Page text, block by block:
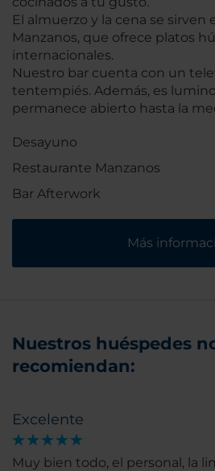
El almuerzo y la cena se sirven
Manzanos, que ofrece platos
internacionales.
Nuestro bar cuenta con un
tentempiés. Además, es
permanece abierto hasta la
Desayuno
Restaurante Manzanos
Bar Afterwork
Más
Nuestros huéspedes
recomiendan:
Excelente
Muy bien todo, el personal, la